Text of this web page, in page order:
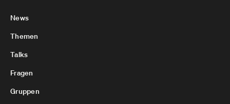
News
Themen
Talks
Fragen
Gruppen